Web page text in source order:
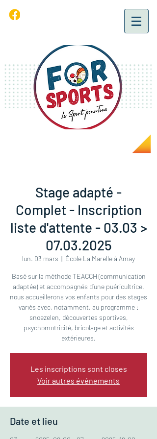
Stage adapté -
Complet - Inscription
liste d'attente - 03.03 >
07.03.2025
lun. 03 mars
  |
École La Marelle à Amay
Basé sur la méthode TEACCH (communication
adaptée) et accompagnés d’une puéricultrice,
nous accueillerons vos enfants pour des stages
variés avec, notamment, au programme :
snoezelen, découvertes sportives,
psychomotricité, bricolage et activités
extérieures.
Les inscriptions sont closes
Voir autres événements
Date et lieu